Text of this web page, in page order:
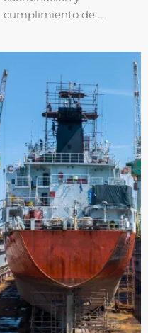
cumplimiento de ...